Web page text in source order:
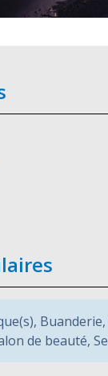
, Buanderie,
de beauté,